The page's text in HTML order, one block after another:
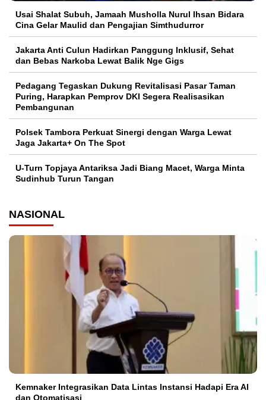
Usai Shalat Subuh, Jamaah Musholla Nurul Ihsan Bidara
Cina Gelar Maulid dan Pengajian Simthudurror
Jakarta Anti Culun Hadirkan Panggung Inklusif, Sehat
dan Bebas Narkoba Lewat Balik Nge Gigs
Pedagang Tegaskan Dukung Revitalisasi Pasar Taman
Puring, Harapkan Pemprov DKI Segera Realisasikan
Pembangunan
Polsek Tambora Perkuat Sinergi dengan Warga Lewat
Jaga Jakarta+ On The Spot
U-Turn Topjaya Antariksa Jadi Biang Macet, Warga Minta
Sudinhub Turun Tangan
NASIONAL
Kemnaker Integrasikan Data Lintas Instansi Hadapi Era AI
dan Otomatisasi